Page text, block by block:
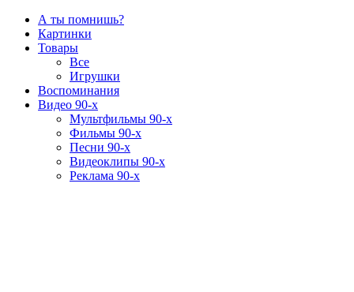
А ты помнишь?
Картинки
Товары
Все
Игрушки
Воспоминания
Видео 90-х
Мультфильмы 90-х
Фильмы 90-х
Песни 90-х
Видеоклипы 90-х
Реклама 90-х